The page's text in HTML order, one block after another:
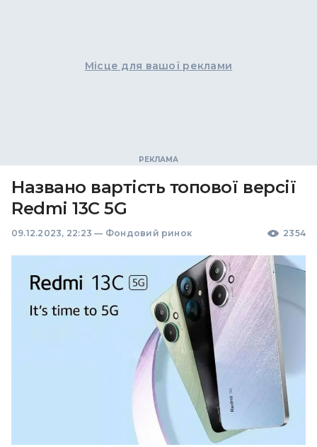
Місце для вашої реклами
Названо вартість топової версії
Redmi 13C 5G
09.12.2023, 22:23 — Фондовий ринок 2354